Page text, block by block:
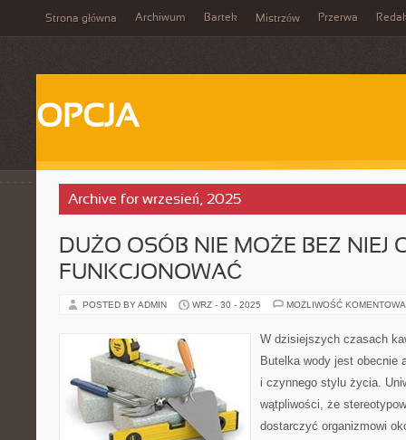
Strona główna Archiwum Bartek Mistrzów Przerwa
OPCJA
Archive for wrzesień, 2025
DUŻO OSÓB NIE MOŻE BEZ NIEJ
FUNKCJONOWAĆ
POSTED BY ADMIN WRZ - 30 - 2025 MOŻLIWOŚĆ
W dzisiejszych czasach
Butelka wody jest obecnie
i czynnego stylu życia.
wątpliwości, że
dostarczyć organizmowi